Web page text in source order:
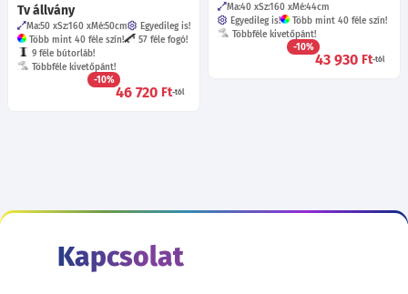
Tv állvány
Ma:50 Sz:160 Mé:50cm
Egyedileg is!
Több mint 40 féle szín!
57 féle fogó!
9 féle bútorláb!
Többféle kivetőpánt!
-10%
46 720 Ft-tól
Ma:40 Sz:160 Mé:44cm
Egyedileg is!
Több mint 40 féle szín!
Többféle kivetőpánt!
-10%
43 930 Ft-tól
Kapcsolat